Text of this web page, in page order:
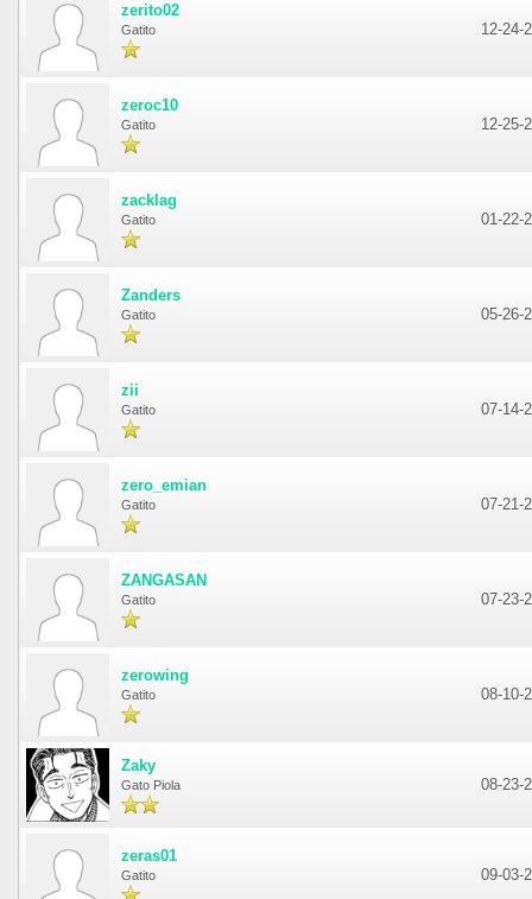
zerito02
Gatito 12-24-
zeroc10
Gatito 12-25-
zacklag
Gatito 01-22-
Zanders
Gatito 05-26-
zii
Gatito 07-14-
zero_emian
Gatito 07-21-
ZANGASAN
Gatito 07-23-
zerowing
Gatito 08-10-
Zaky
Gato Piola 08-23-
zeras01
Gatito 09-03-